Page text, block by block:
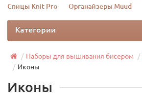
Спицы Knit Pro
Органайзеры Muud
Категории
Наборы для вышивания бисером
Иконы
Иконы